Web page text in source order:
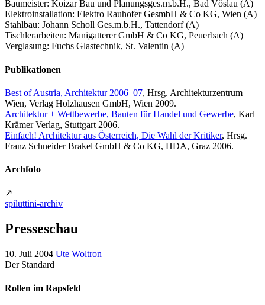
Baumeister: Koizar Bau und Planungsges.m.b.H., Bad Vöslau (A)
Elektroinstallation: Elektro Rauhofer GesmbH & Co KG, Wien (A)
Stahlbau: Johann Scholl Ges.m.b.H., Tattendorf (A)
Tischlerarbeiten: Manigatterer GmbH & Co KG, Peuerbach (A)
Verglasung: Fuchs Glastechnik, St. Valentin (A)
Publikationen
Best of Austria, Architektur 2006_07, Hrsg. Architekturzentrum
Wien, Verlag Holzhausen GmbH, Wien 2009.
Architektur + Wettbewerbe, Bauten für Handel und Gewerbe, Karl
Krämer Verlag, Stuttgart 2006.
Einfach! Architektur aus Österreich, Die Wahl der Kritiker, Hrsg.
Franz Schneider Brakel GmbH & Co KG, HDA, Graz 2006.
Archfoto
↗
spiluttini-archiv
Presseschau
10. Juli 2004 Ute Woltron
Der Standard
Rollen im Rapsfeld